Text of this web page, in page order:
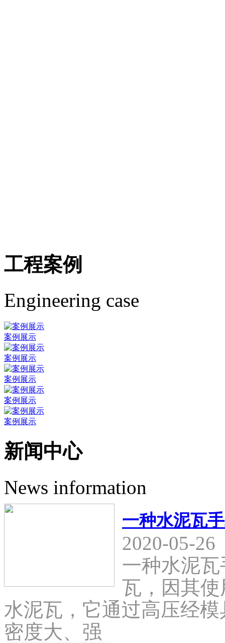
工程案例
Engineering case
案例展示
案例展示
案例展示
案例展示
案例展示
新闻中心
News information
一种水泥瓦
2020-05-26
一种水泥
瓦，因其
水泥瓦，它通过高压经
密度大、强